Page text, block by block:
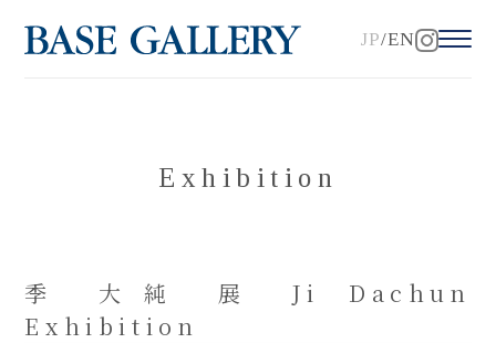
EN
JP
Exhibition
季 大純 展 Ji Dachun
Exhibition